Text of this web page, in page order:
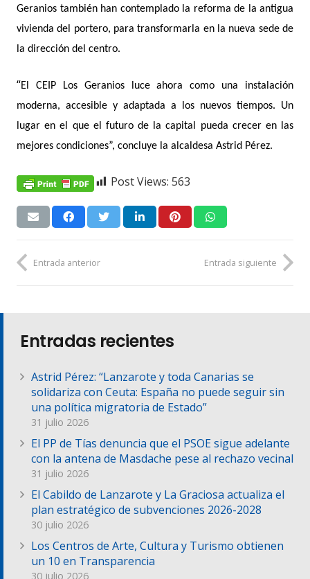
Geranios también han contemplado la reforma de la antigua
vivienda del portero, para transformarla en la nueva sede de
la dirección del centro.
“El CEIP Los Geranios luce ahora como una instalación
moderna, accesible y adaptada a los nuevos tiempos. Un
lugar en el que el futuro de la capital pueda crecer en las
mejores condiciones”, concluye la alcaldesa Astrid Pérez.
Post Views: 563
Entrada anterior Entrada siguiente
Entradas recientes
Astrid Pérez: “Lanzarote y toda Canarias se
solidariza con Ceuta: España no puede seguir sin
una política migratoria de Estado”
31 julio 2026
El PP de Tías denuncia que el PSOE sigue adelante
con la antena de Masdache pese al rechazo vecinal
31 julio 2026
El Cabildo de Lanzarote y La Graciosa actualiza el
plan estratégico de subvenciones 2026-2028
30 julio 2026
Los Centros de Arte, Cultura y Turismo obtienen
un 10 en Transparencia
30 julio 2026